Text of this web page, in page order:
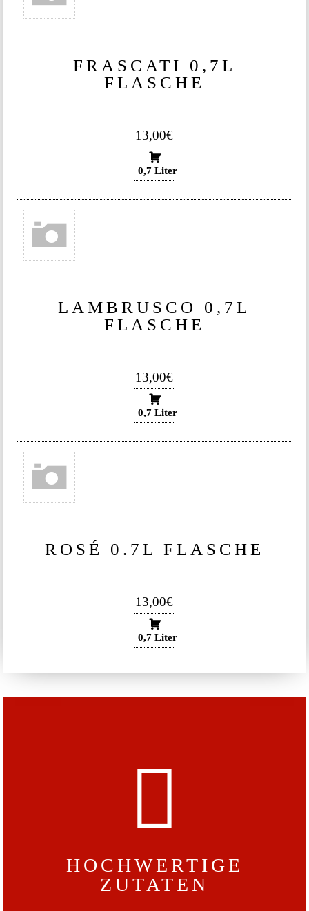
FRASCATI 0,7L
FLASCHE
13,00€
0,7 Liter
LAMBRUSCO 0,7L
FLASCHE
13,00€
0,7 Liter
ROSÉ 0.7L FLASCHE
13,00€
0,7 Liter
HOCHWERTIGE
ZUTATEN